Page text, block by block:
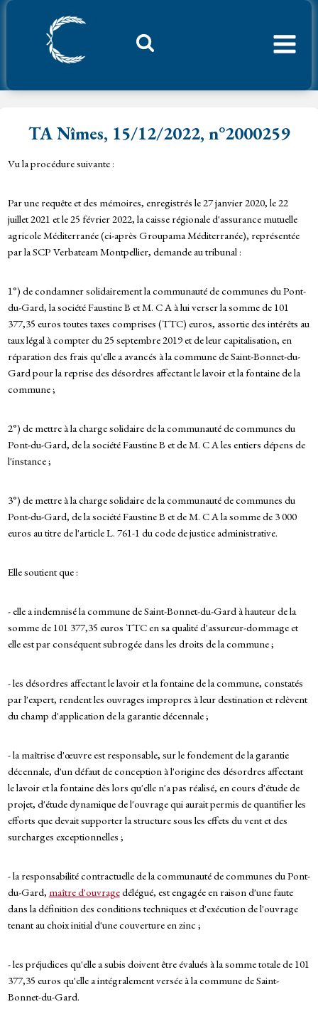
Aller
TA Nîmes, 15/12/2022, n°2000259
Vu la procédure suivante :
Par une requête et des mémoires, enregistrés le 27 janvier 2020, le 22
juillet 2021 et le 25 février 2022, la caisse régionale d'assurance mutuelle
agricole Méditerranée (ci-après Groupama Méditerranée), représentée
par la SCP Verbateam Montpellier, demande au tribunal :
1°) de condamner solidairement la communauté de communes du Pont-
du-Gard, la société Faustine B et M. C A à lui verser la somme de 101
377,35 euros toutes taxes comprises (TTC) euros, assortie des intérêts au
taux légal à compter du 25 septembre 2019 et de leur capitalisation, en
réparation des frais qu'elle a avancés à la commune de Saint-Bonnet-du-
Gard pour la reprise des désordres affectant le lavoir et la fontaine de la
commune ;
2°) de mettre à la charge solidaire de la communauté de communes du
Pont-du-Gard, de la société Faustine B et de M. C A les entiers dépens de
l'instance ;
3°) de mettre à la charge solidaire de la communauté de communes du
Pont-du-Gard, de la société Faustine B et de M. C A la somme de 3 000
euros au titre de l'article L. 761-1 du code de justice administrative.
Elle soutient que :
- elle a indemnisé la commune de Saint-Bonnet-du-Gard à hauteur de la
somme de 101 377,35 euros TTC en sa qualité d'assureur-dommage et
elle est par conséquent subrogée dans les droits de la commune ;
- les désordres affectant le lavoir et la fontaine de la commune, constatés
par l'expert, rendent les ouvrages impropres à leur destination et relèvent
du champ d'application de la garantie décennale ;
- la maîtrise d'œuvre est responsable, sur le fondement de la garantie
décennale, d'un défaut de conception à l'origine des désordres affectant
le lavoir et la fontaine dès lors qu'elle n'a pas réalisé, en cours d'étude de
projet, d'étude dynamique de l'ouvrage qui aurait permis de quantifier les
efforts que devait supporter la structure sous les effets du vent et des
surcharges exceptionnelles ;
- la responsabilité contractuelle de la communauté de communes du Pont-
du-Gard, maître d'ouvragedélégué, est engagée en raison d'une faute
dans la définition des conditions techniques et d'exécution de l'ouvrage
tenant au choix initial d'une couverture en zinc ;
- les préjudices qu'elle a subis doivent être évalués à la somme totale de 101
377,35 euros qu'elle a intégralement versée à la commune de Saint-
Bonnet-du-Gard.